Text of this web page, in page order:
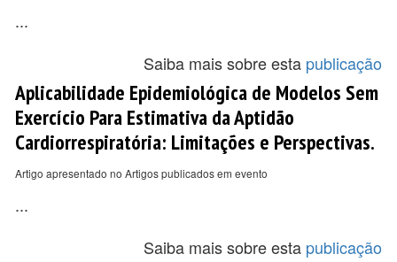
...
Saiba mais sobre esta publicação
Aplicabilidade Epidemiológica de Modelos Sem
Exercício Para Estimativa da Aptidão
Cardiorrespiratória: Limitações e Perspectivas.
Artigo apresentado no Artigos publicados em evento
...
Saiba mais sobre esta publicação